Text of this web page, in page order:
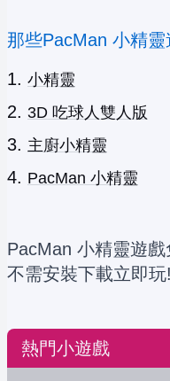
那些PacMan 小精
小精靈
3D 吃球人雙人版
主廚小精靈
PacMan 小精靈
PacMan 小精靈遊
不需安裝下載立即玩!
熱門小遊戲